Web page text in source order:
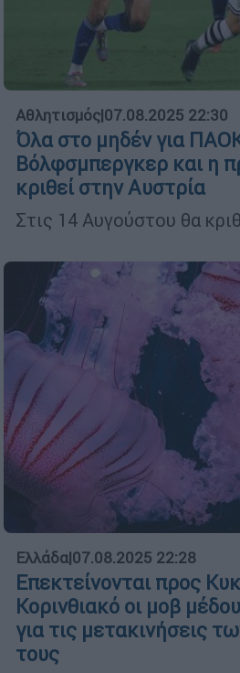
Αθλητισμός|07.08.2025 22:30
Όλα στο μηδέν για
Βόλφσμπεργκερ και η
κριθεί στην Αυστρία
Στις 14 Αυγούστου θα
Ελλάδα|07.08.2025 22:28
Επεκτείνονται προς
Κορινθιακό οι μοβ
για τις μετακινήσεις
τους